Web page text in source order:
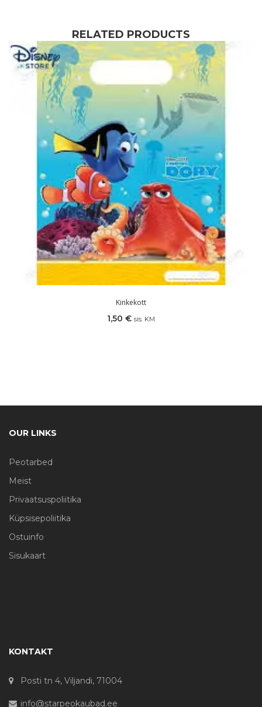
RELATED PRODUCTS
Kinkekott
1,50 € sis. KM
OUR LINKS
Peotarbed
Meist
Privaatsuspoliitika
Küpsisepoliitika
Ostuinfo
Sisukaart
KONTAKT
Posti tn 4, Viljandi, 71004
info@starpeokaubad.ee